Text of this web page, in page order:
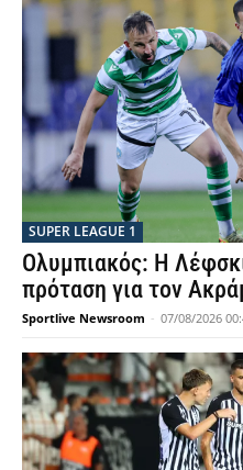
SUPER LEAGUE 1
Ολυμπιακός: Η
πρόταση για τον
Sportlive Newsroom - 07/08/2026